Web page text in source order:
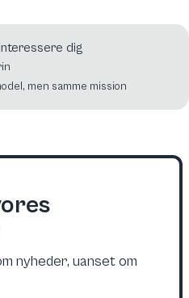
dig
men samme mission
nyheder, uanset om